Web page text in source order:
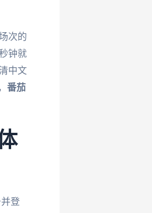
次的
钟就
中文
番茄
登